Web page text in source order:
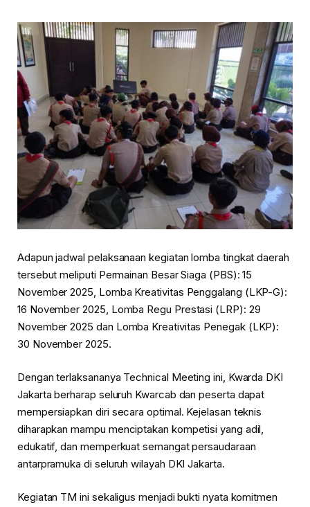
Adapun jadwal pelaksanaan kegiatan lomba tingkat daerah
tersebut meliputi Permainan Besar Siaga (PBS): 15
November 2025, Lomba Kreativitas Penggalang (LKP-G):
16 November 2025, Lomba Regu Prestasi (LRP): 29
November 2025 dan Lomba Kreativitas Penegak (LKP):
30 November 2025.
Dengan terlaksananya Technical Meeting ini, Kwarda DKI
Jakarta berharap seluruh Kwarcab dan peserta dapat
mempersiapkan diri secara optimal. Kejelasan teknis
diharapkan mampu menciptakan kompetisi yang adil,
edukatif, dan memperkuat semangat persaudaraan
antarpramuka di seluruh wilayah DKI Jakarta.
Kegiatan TM ini sekaligus menjadi bukti nyata komitmen